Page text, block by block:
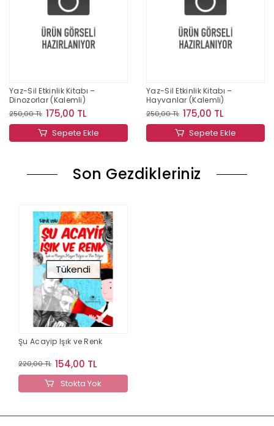
Yaz-Sil Etkinlik Kitabı –
Dinozorlar (Kalemli)
250,00 TL 175,00 TL
Sepete Ekle
Yaz-Sil Etkinlik Kitabı –
Hayvanlar (Kalemli)
250,00 TL 175,00 TL
Sepete Ekle
Son Gezdikleriniz
Tükendi
Şu Acayip Işık ve Renk
220,00 TL 154,00 TL
Stokta Yok